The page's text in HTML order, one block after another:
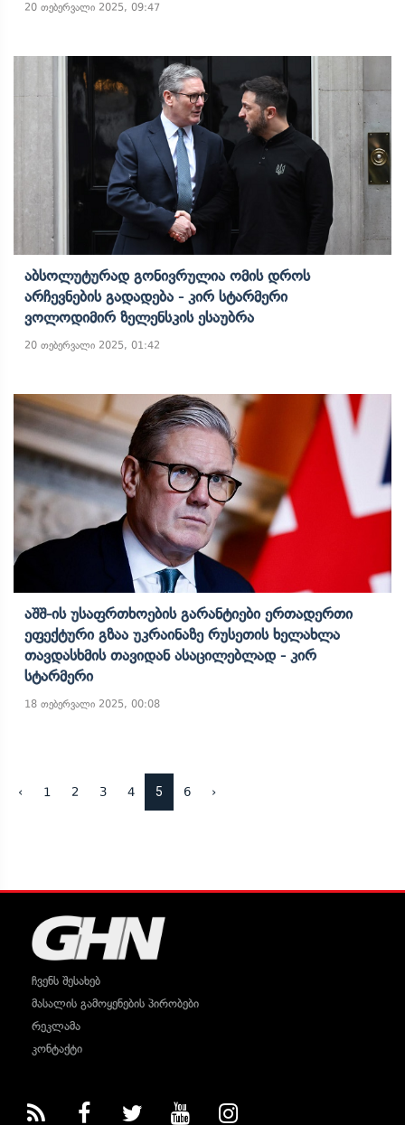
20 თებერვალი 2025, 09:47
Აბსოლუტურად Გონივრულია Ომის Დროს
Არჩევნების Გადადება - Კირ Სტარმერი
Ვოლოდიმირ Ზელენსკის Ესაუბრა
20 თებერვალი 2025, 01:42
Აშშ-Ის Უსაფრთხოების Გარანტიები Ერთადერთი
Ეფექტური Გზაა Უკრაინაზე Რუსეთის Ხელახლა
Თავდასხმის Თავიდან Ასაცილებლად - Კირ
Სტარმერი
18 თებერვალი 2025, 00:08
‹ 1 2 3 4 5 6 ›
ჩვენს შესახებ
მასალის გამოყენების პირობები
რეკლამა
კონტაქტი